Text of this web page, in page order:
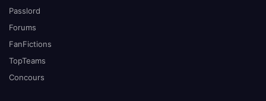
Passlord
Forums
FanFictions
TopTeams
Concours